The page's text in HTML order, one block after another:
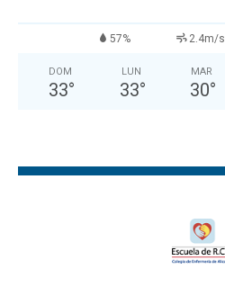
57% 2.4m/s
DOM
33°
LUN
33°
MAR
30°